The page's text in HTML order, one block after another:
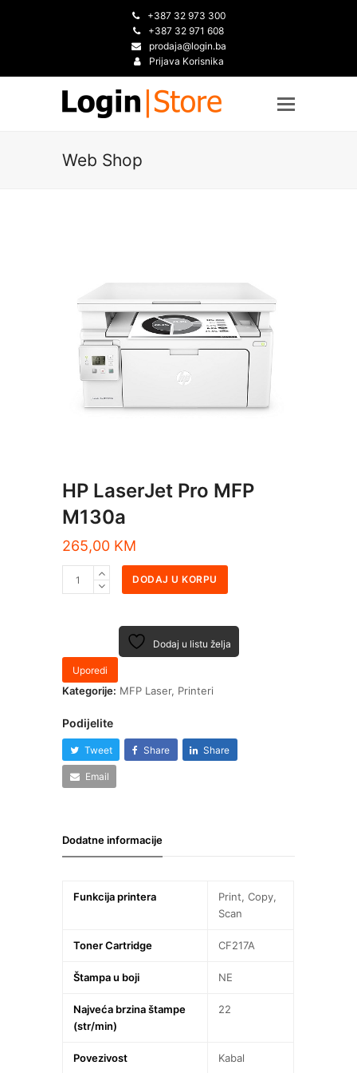
+387 32 973 300
+387 32 971 608
prodaja@login.ba
Prijava Korisnika
Web Shop
HP LaserJet Pro MFP
M130a
265,00 KM
DODAJ U KORPU
Dodaj u listu želja
Uporedi
Kategorije: MFP Laser, Printeri
Podijelite
Tweet Share Share
Email
Dodatne informacije
Funkcija printera
Print, Copy,
Scan
Toner Cartridge CF217A
Štampa u boji NE
Najveća brzina štampe
(str/min)
22
Povezivost Kabal